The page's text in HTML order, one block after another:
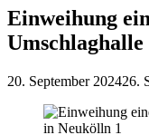
Einweihung
20. September 202426.